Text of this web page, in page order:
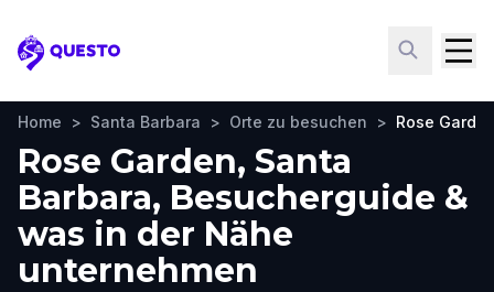
Questo
Home > Santa Barbara > Orte zu besuchen > Rose
Rose Garden, Santa
Barbara, Besucherguide &
was in der Nähe
unternehmen